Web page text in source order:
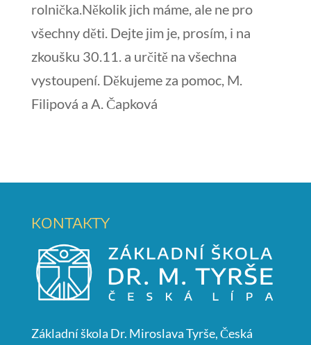
rolnička.Několik jich máme, ale ne pro
všechny děti. Dejte jim je, prosím, i na
zkoušku 30.11. a určitě na všechna
vystoupení. Děkujeme za pomoc, M.
Filipová a A. Čapková
KONTAKTY
Základní škola Dr. Miroslava Tyrše, Česká